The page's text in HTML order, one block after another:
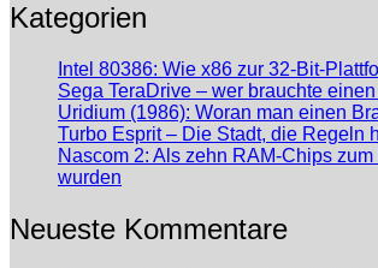
Kategorien
Intel 80386: Wie x86 zur 32-Bit-
Sega TeraDrive – wer brauchte
Uridium (1986): Woran man einen
Turbo Esprit – Die Stadt, die Regeln
Nascom 2: Als zehn RAM-Chips
wurden
Neueste Kommentare